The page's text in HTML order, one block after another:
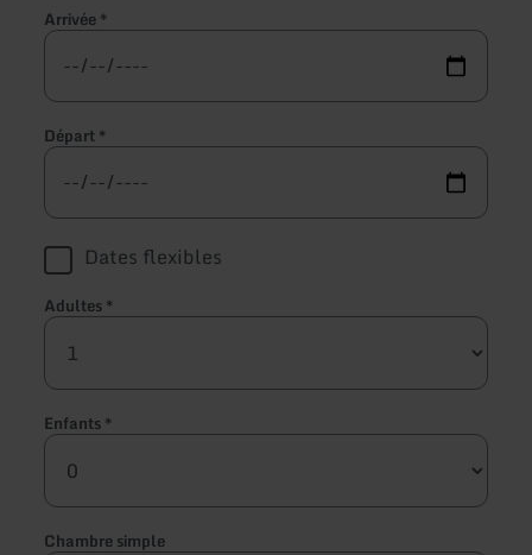
Arrivée*
Départ*
Dates flexibles
Adultes*
Enfants*
Chambre simple